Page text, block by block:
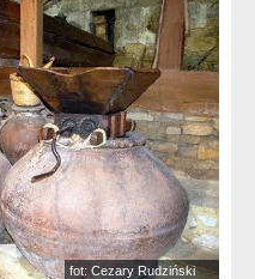
fot: Cezary Rudziński